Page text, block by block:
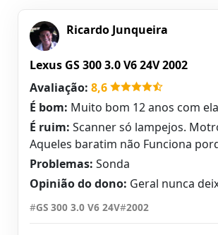
Ricardo Junqueira
Lexus GS 300 3.0 V6 24V 2002
Avaliação: 8,6
É bom: Muito bom 12 anos com ela
É ruim: Scanner só lampejos.
Aqueles baratim não Funciona
Problemas: Sonda
Opinião do dono: Geral nunca
#GS 300 3.0 V6 24V#2002